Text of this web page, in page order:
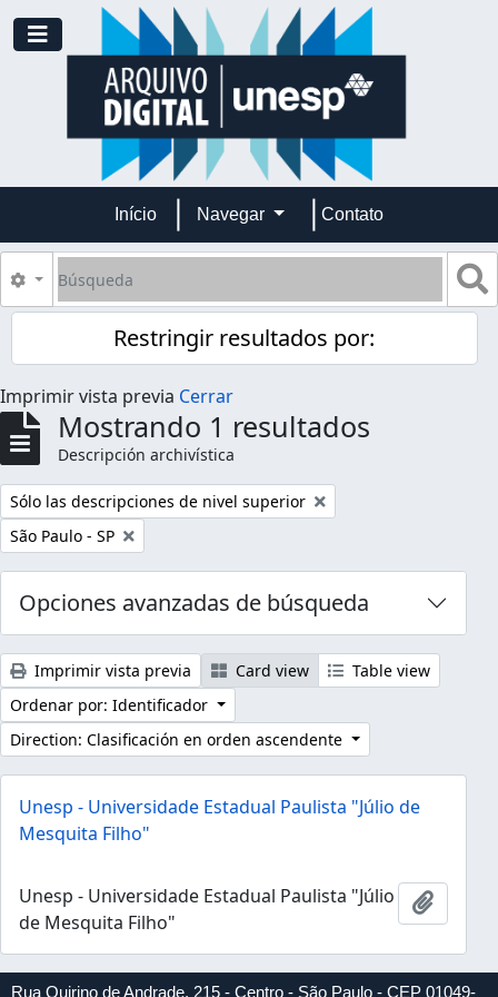
Skip to main content
Toggle navigation
Início Navegar Contato
Búsqueda
Search options
Restringir resultados por:
Imprimir vista previa Cerrar
Mostrando 1 resultados
Descripción archivística
Remove filter:
Sólo las descripciones de nivel superior
Remove filter:
São Paulo - SP
Opciones avanzadas de búsqueda
Imprimir vista previa Card view
Table view
Ordenar por: Identificador
Direction: Clasificación en orden ascendente
Unesp - Universidade Estadual Paulista "Júlio de
Mesquita Filho"
Unesp - Universidade Estadual Paulista "Júlio
de Mesquita Filho"
Añadir
Rua Quirino de Andrade, 215 - Centro - São Paulo - CEP 01049-